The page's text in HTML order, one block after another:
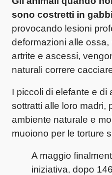
sono costretti in
provocando lesioni
deformazioni alle
artrite e ascessi,
naturali correre
I piccoli di elefante e di
sottratti alle loro madri,
ambiente naturale e
muoiono per le torture
A maggio
iniziativa, dopo